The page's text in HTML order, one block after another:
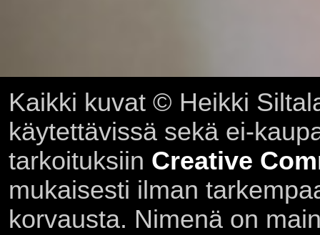
Kaikki kuvat © Heikki
käytettävissä sekä ei-
tarkoituksiin Creative
mukaisesti ilman
korvausta. Nimenä on